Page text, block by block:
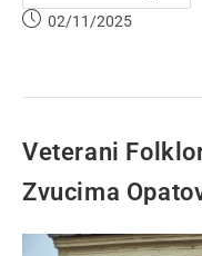
02/11/2025
Veterani
Zvucima